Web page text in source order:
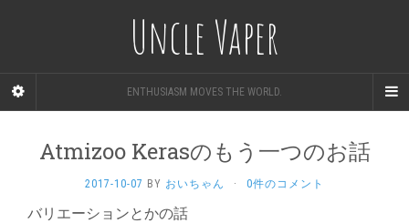
Uncle Vaper
ENTHUSIASM MOVES THE WORLD.
Atmizoo Kerasのもう一つのお話
2017-10-07 BY おいちゃん · 0件のコメント
バリエーションとかの話